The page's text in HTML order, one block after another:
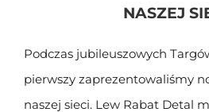
NASZEJ
Podczas jubileuszowych
pierwszy zaprezentowaliśmy
naszej sieci. Lew Rabat Detal